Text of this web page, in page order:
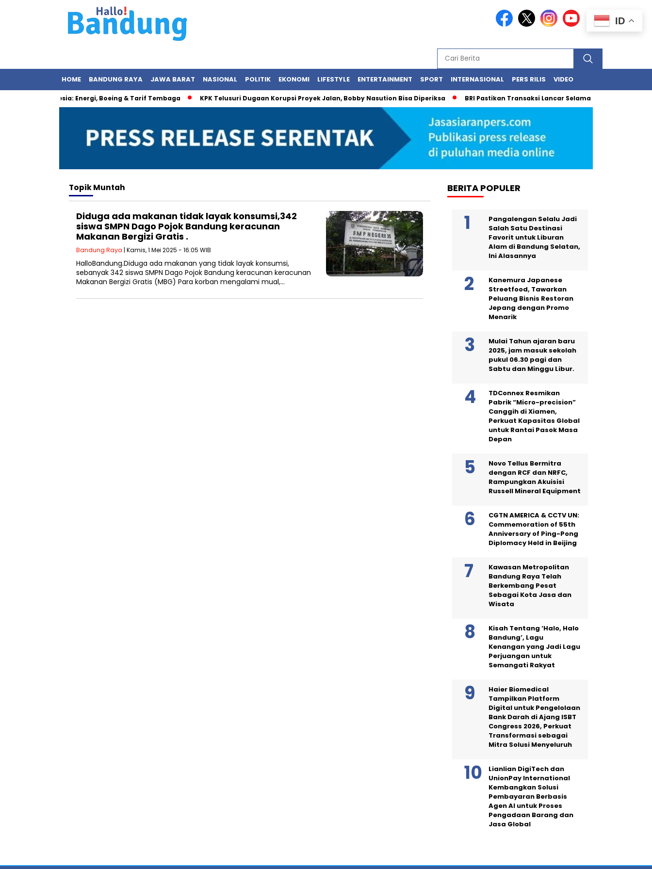
HOME BANDUNG RAYA JAWA BARAT NASIONAL POLITIK EKONOMI LIFESTYLE ENTERTAINMENT SPORT INTERNASIONAL PERS RILIS VIDEO
AS–Indonesia: Energi, Boeing & Tarif Tembaga KPK Telusuri Dugaan Korupsi Proyek Jalan, Bobby Nasution Bisa Diperiksa BRI Pastikan Transaksi Lancar Selama Libur Panjang Lewat
TopikMuntah
Diduga ada makanan tidak layak konsumsi,342
siswa SMPN Dago Pojok Bandung keracunan
Makanan Bergizi Gratis .
Bandung Raya | Kamis, 1 Mei 2025 - 16:05 WIB
HalloBandung.Diduga ada makanan yang tidak layak konsumsi,
sebanyak 342 siswa SMPN Dago Pojok Bandung keracunan keracunan
Makanan Bergizi Gratis (MBG) Para korban mengalami mual,…
BERITA POPULER
Pangalengan Selalu Jadi
Salah Satu Destinasi
Favorit untuk Liburan
Alam di Bandung Selatan,
Ini Alasannya
Kanemura Japanese
Streetfood, Tawarkan
Peluang Bisnis Restoran
Jepang dengan Promo
Menarik
Mulai Tahun ajaran baru
2025, jam masuk sekolah
pukul 06.30 pagi dan
Sabtu dan Minggu Libur.
TDConnex Resmikan
Pabrik “Micro-precision”
Canggih di Xiamen,
Perkuat Kapasitas Global
untuk Rantai Pasok Masa
Depan
Novo Tellus Bermitra
dengan RCF dan NRFC,
Rampungkan Akuisisi
Russell Mineral Equipment
CGTN AMERICA & CCTV UN:
Commemoration of 55th
Anniversary of Ping-Pong
Diplomacy Held in Beijing
Kawasan Metropolitan
Bandung Raya Telah
Berkembang Pesat
Sebagai Kota Jasa dan
Wisata
Kisah Tentang ‘Halo, Halo
Bandung’, Lagu
Kenangan yang Jadi Lagu
Perjuangan untuk
Semangati Rakyat
Haier Biomedical
Tampilkan Platform
Digital untuk Pengelolaan
Bank Darah di Ajang ISBT
Congress 2026, Perkuat
Transformasi sebagai
Mitra Solusi Menyeluruh
Lianlian DigiTech dan
UnionPay International
Kembangkan Solusi
Pembayaran Berbasis
Agen AI untuk Proses
Pengadaan Barang dan
Jasa Global
ID